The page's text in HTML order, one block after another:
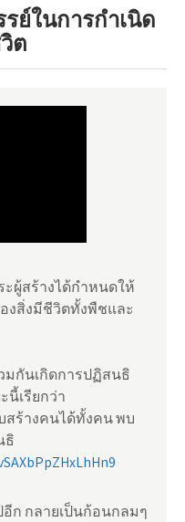
ย์ในการกำเนิด
ต
ผู้สร้างได้กำหนดให้
งสิ่งมีชีวิตทั้งพืชและ
มกันเกิดการปฏิสนธิ
นี้เรียกว่า
สร้างคนได้ทั้งคน พบ
ธิ
ก กลายเป็นก้อนกลมๆ